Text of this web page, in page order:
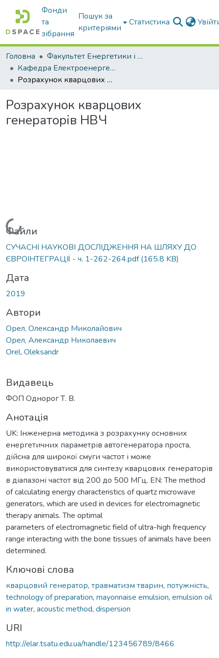
Фонди
та
зібрання
Пошук за
критеріями
Статистика
Головна
Факультет Енергетики і комп'ютерних технологій
Кафедра Електроенергетики і електротехнологій
Розрахунок кварцових генераторів НВЧ
Розрахунок кварцових
генераторів НВЧ
Вантажиться...
Файли
СУЧАСНІ НАУКОВІ ДОСЛІДЖЕННЯ НА ШЛЯХУ ДО
ЄВРОІНТЕГРАЦІЇ - ч. 1-262-264.pdf(165.8 KB)
Дата
2019
Автори
Орел, Олександр Миколайович
Орел, Александр Николаевич
Orel, Oleksandr
Видавець
ФОП Однорог Т. В.
Анотація
UK: Інженерна методика з розрахунку основних
енергетичних параметрів автогенератора проста,
дійсна для широкої смуги частот і може
використовуватися для синтезу кварцових генераторів
в діапазоні частот від 200 до 500 МГц. EN: The method
of calculating energy characteristics of quartz microwave
generators, which are used in devices for electromagnetic
therapy animals. The optimal
parameters of electromagnetic field of ultra-high frequency
range interacting with the bone tissues of animals have been
determined.
Ключові слова
кварцовий генератор, травматизм тварин, потужність,
technology of preparation, mayonnaise emulsion, emulsion oil
in water, acoustic method, dispersion
URI
http://elar.tsatu.edu.ua/handle/123456789/8466